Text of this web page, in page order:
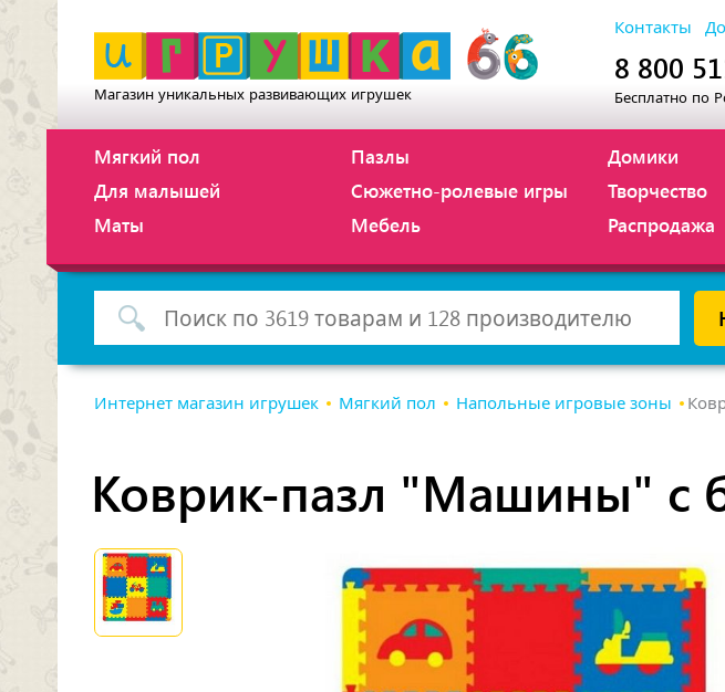
Магазин уникальных развивающих игрушек
Контакты
8 800
Бесплатно по
Мягкий пол
Для малышей
Маты
Пазлы
Сюжетно-ролевые игры
Мебель
Домики
Творчество
Распродажа
Интернет магазин игрушек Мягкий пол Напольные игровые зоны
Коврик-пазл "Машины" с